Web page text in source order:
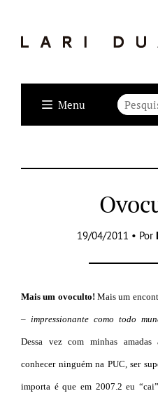
Menu
19/04/2011 • Por
Mais um ovoculto! Mais um
– impressionante como todo
Dessa vez com minhas
conhecer ninguém na PUC, ser
importa é que em 2007.2 eu